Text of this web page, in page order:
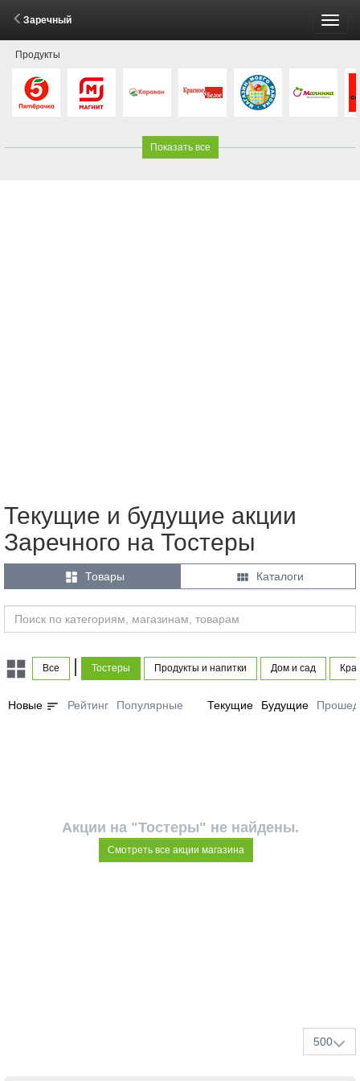
Заречный
Продукты
Показать все
Текущие и будущие акции
Заречного на Тостеры
 Товары  Каталоги
Все Тостеры Продукты и напитки Дом и сад
Новые sort Рейтинг Популярные Текущие Будущие
Акции на "Тостеры" не найдены.
Смотреть все акции магазина
500